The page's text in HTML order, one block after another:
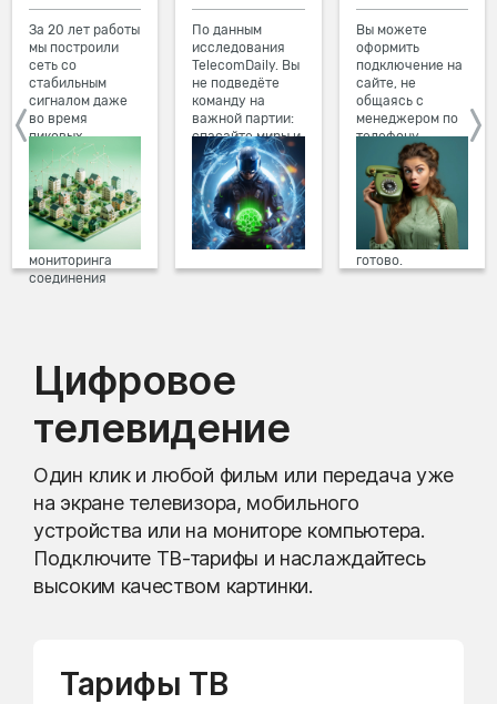
За 20 лет работы
мы построили
сеть со
стабильным
сигналом даже
во время
пиковых
нагрузок в
вечернее время.
Мы постоянно
обновляем наше
оборудование в
домах, а система
мониторинга
соединения
По данным
исследования
TelecomDaily. Вы
не подведёте
команду на
важной партии:
спасайте миры и
побеждайте с
друзьями в
онлайн-играх.
Вы можете
оформить
подключение на
сайте, не
общаясь с
менеджером по
телефону.
Просто в три
клика заполните
форму заявки на
сайте, выберите
дату и время
подключения,
готово.
Цифровое
телевидение
Один клик и любой фильм или передача уже
на экране телевизора, мобильного
устройства или на мониторе компьютера.
Подключите ТВ-тарифы и наслаждайтесь
высоким качеством картинки.
Тарифы ТВ